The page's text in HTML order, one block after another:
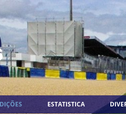
ESTATISTICA